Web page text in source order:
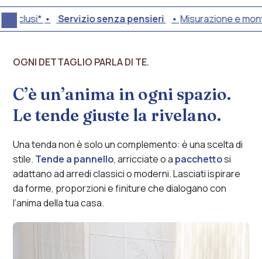
Servizio senza pensieri
Misurazione e
montaggio
Servizio
senza
pensieri
OGNI DETTAGLIO PARLA DI TE.
C’è un’anima in ogni spazio.
Le tende giuste la rivelano.
Una tenda non è solo un complemento: è una scelta di
stile. Tende a pannello, arricciate o a pacchettosi
adattano ad arredi classici o moderni. Lasciati ispirare
da forme, proporzioni e finiture che dialogano con
l’anima della tua casa.